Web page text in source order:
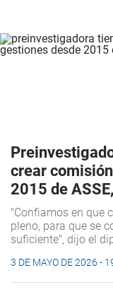
crear
2015 de
"Confiamos en que
pleno, para que se
suficiente", dijo el
3 DE MAYO DE 2026 -